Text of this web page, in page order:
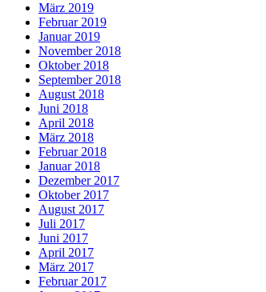
März 2019
Februar 2019
Januar 2019
November 2018
Oktober 2018
September 2018
August 2018
Juni 2018
April 2018
März 2018
Februar 2018
Januar 2018
Dezember 2017
Oktober 2017
August 2017
Juli 2017
Juni 2017
April 2017
März 2017
Februar 2017